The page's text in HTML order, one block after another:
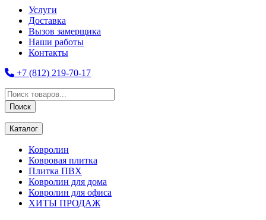
Услуги
Доставка
Вызов замерщика
Наши работы
Контакты
+7 (812) 219-70-17
Поиск
товаров
Поиск
Каталог
Ковролин
Ковровая плитка
Плитка ПВХ
Ковролин для дома
Ковролин для офиса
ХИТЫ ПРОДАЖ